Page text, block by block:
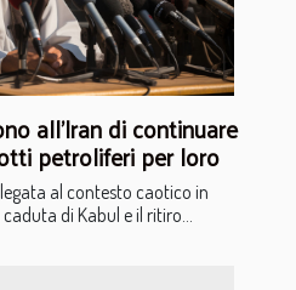
all’Iran di continuare
petroliferi per loro
al contesto caotico in
di Kabul e il ritiro...